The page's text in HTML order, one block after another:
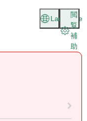
閲
覧
補
助
Language